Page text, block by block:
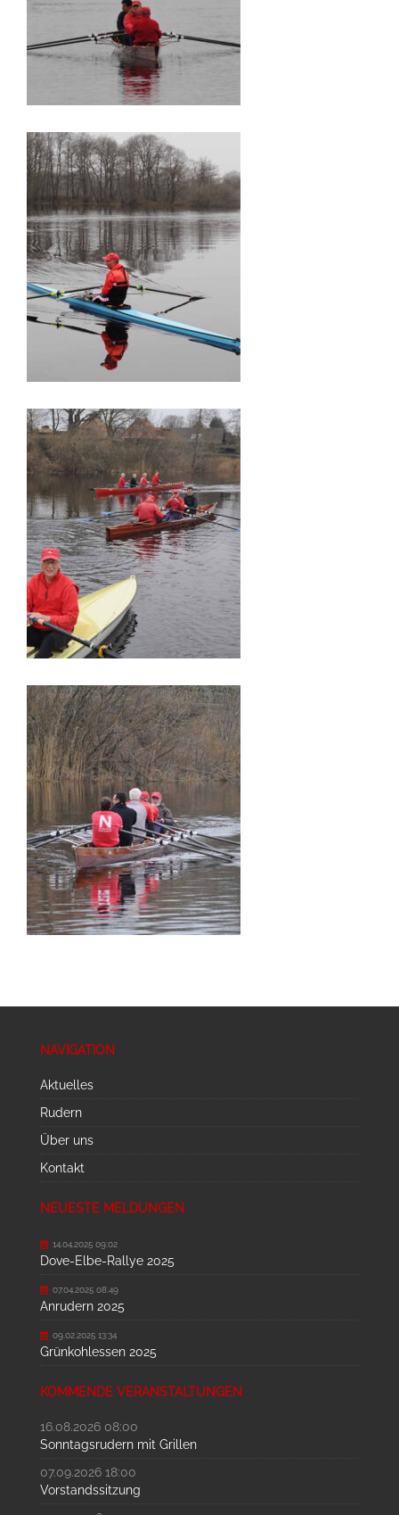
NAVIGATION
Aktuelles
Rudern
Über uns
Kontakt
NEUESTE MELDUNGEN
14.04.2025 09:02
Dove-Elbe-Rallye 2025
07.04.2025 08:49
Anrudern 2025
09.02.2025 13:34
Grünkohlessen 2025
KOMMENDE VERANSTALTUNGEN
16.08.2026 08:00
Sonntagsrudern mit Grillen
07.09.2026 18:00
Vorstandssitzung